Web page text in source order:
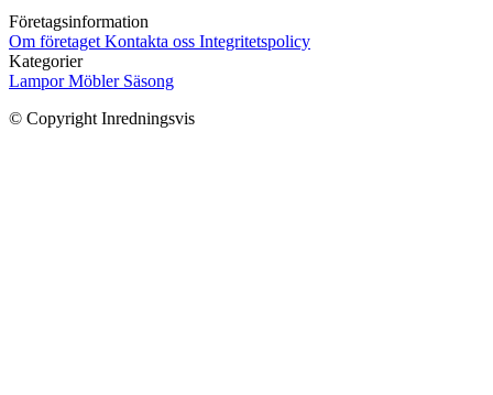
Företagsinformation
Om företaget Kontakta oss Integritetspolicy
Kategorier
LamporMöbler Säsong
© Copyright Inredningsvis